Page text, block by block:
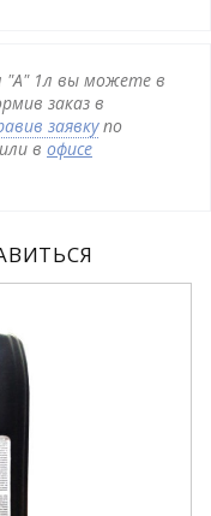
"А" 1л вы можете в
заказ в
заявкупо
в офисе